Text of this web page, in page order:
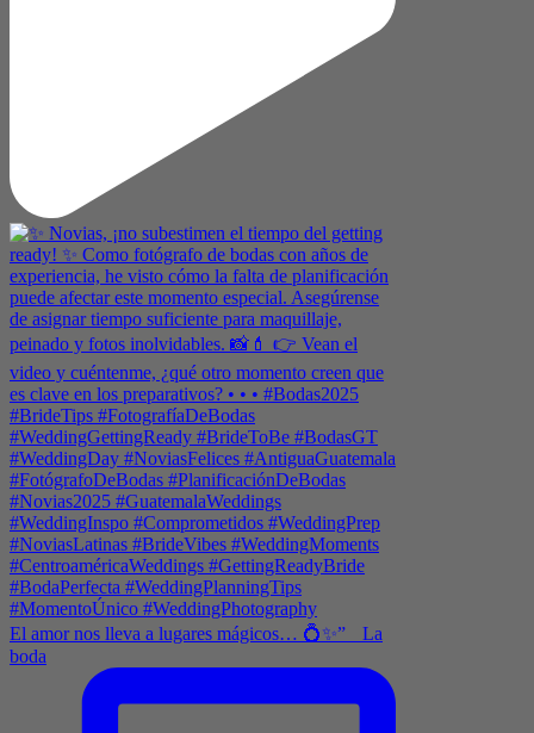
El amor nos lleva a lugares mágicos… 💍✨” La
boda